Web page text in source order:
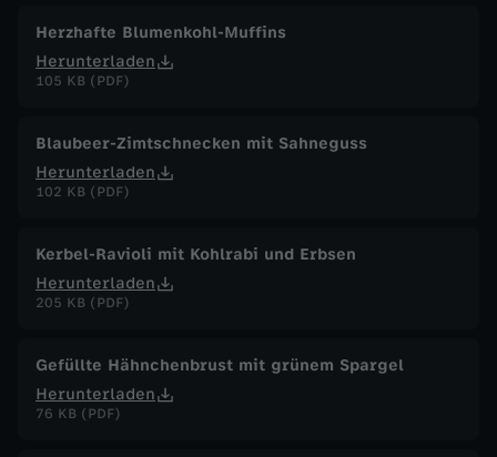
Herzhafte Blumenkohl-Muffins
Herunterladen
105 KB (PDF)
Blaubeer-Zimtschnecken mit Sahneguss
Herunterladen
102 KB (PDF)
Kerbel-Ravioli mit Kohlrabi und Erbsen
Herunterladen
205 KB (PDF)
Gefüllte Hähnchenbrust mit grünem Spargel
Herunterladen
76 KB (PDF)